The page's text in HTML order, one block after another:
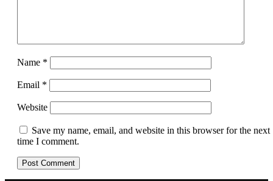
Name *
Email *
Website
Save my name, email, and website in this browser for the next
time I comment.